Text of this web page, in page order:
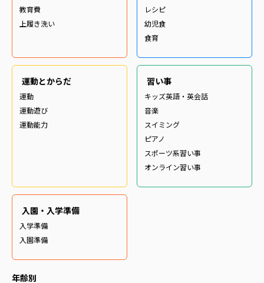
教育費
上履き洗い
レシピ
幼児食
食育
運動とからだ
運動
運動遊び
運動能力
習い事
キッズ英語・英会話
音楽
スイミング
ピアノ
スポーツ系習い事
オンライン習い事
入園・入学準備
入学準備
入園準備
年齢別